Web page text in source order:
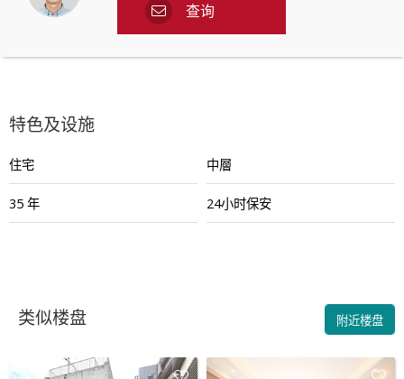
查询
特色及设施
住宅 中層
35 年 24小时保安
类似楼盘 附近楼盘